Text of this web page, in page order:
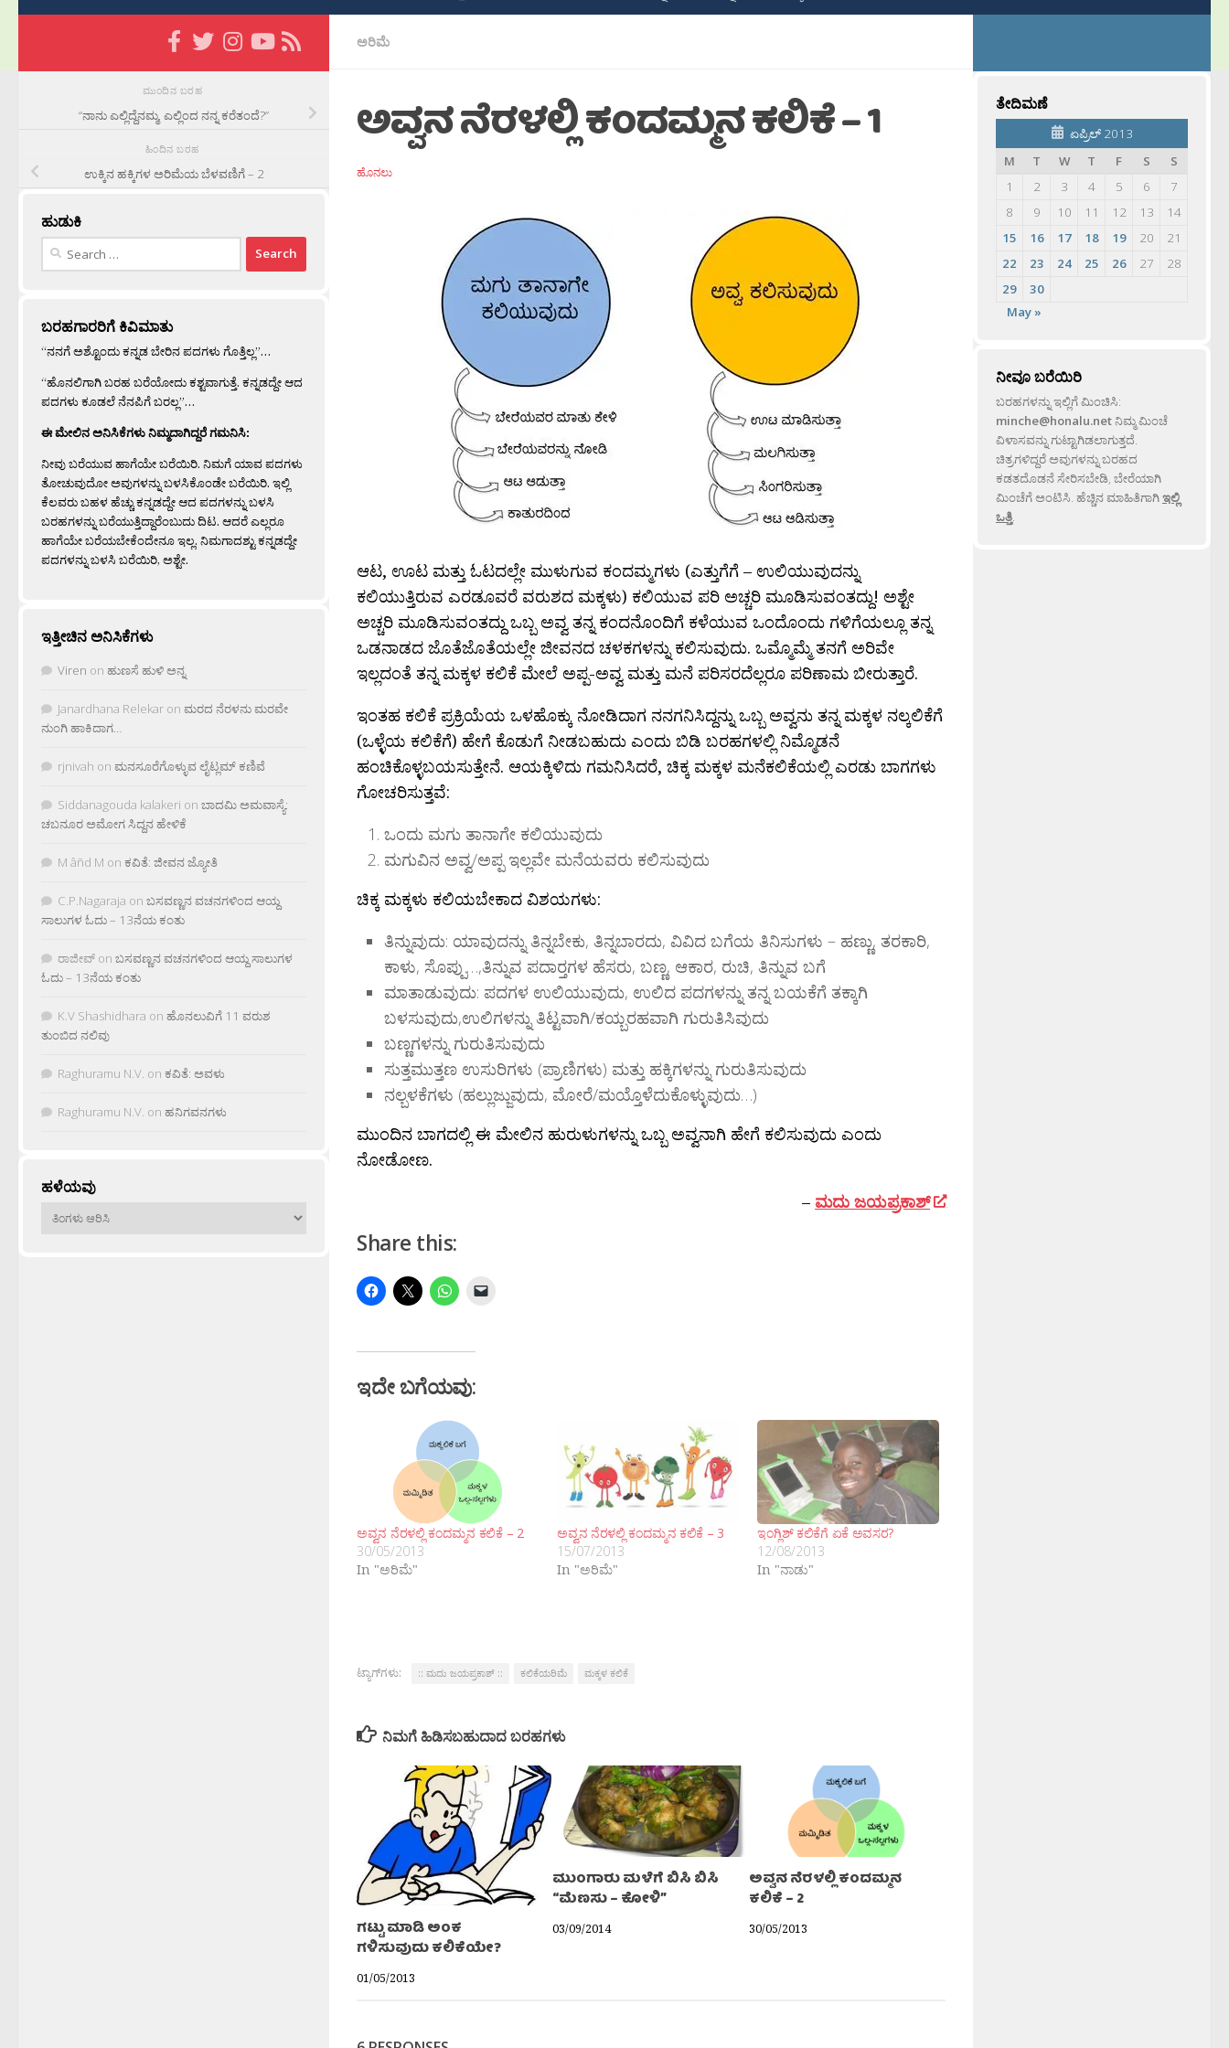
ಅರಿಮೆ
ಅವ್ವನ ನೆರಳಲ್ಲಿ ಕಂದಮ್ಮನ ಕಲಿಕೆ – 1
ಹೊನಲು
ಆಟ, ಊಟ ಮತ್ತು ಓಟದಲ್ಲೇ ಮುಳುಗುವ ಕಂದಮ್ಮಗಳು (ಎತ್ತುಗೆಗೆ – ಉಲಿಯುವುದನ್ನು
ಕಲಿಯುತ್ತಿರುವ ಎರಡೂವರೆ ವರುಶದ ಮಕ್ಕಳು) ಕಲಿಯುವ ಪರಿ ಅಚ್ಚರಿ ಮೂಡಿಸುವಂತದ್ದು! ಅಶ್ಟೇ
ಅಚ್ಚರಿ ಮೂಡಿಸುವಂತದ್ದು ಒಬ್ಬ ಅವ್ವ ತನ್ನ ಕಂದನೊಂದಿಗೆ ಕಳೆಯುವ ಒಂದೊಂದು ಗಳಿಗೆಯಲ್ಲೂ ತನ್ನ
ಒಡನಾಡದ ಜೊತೆಜೊತೆಯಲ್ಲೇ ಜೀವನದ ಚಳಕಗಳನ್ನು ಕಲಿಸುವುದು. ಒಮ್ಮೊಮ್ಮೆ ತನಗೆ ಅರಿವೇ
ಇಲ್ಲದಂತೆ ತನ್ನ ಮಕ್ಕಳ ಕಲಿಕೆ ಮೇಲೆ ಅಪ್ಪ-ಅವ್ವ ಮತ್ತು ಮನೆ ಪರಿಸರದೆಲ್ಲರೂ ಪರಿಣಾಮ ಬೀರುತ್ತಾರೆ.
ಇಂತಹ ಕಲಿಕೆ ಪ್ರಕ್ರಿಯೆಯ ಒಳಹೊಕ್ಕು ನೋಡಿದಾಗ ನನಗನಿಸಿದ್ದನ್ನು ಒಬ್ಬ ಅವ್ವನು ತನ್ನ ಮಕ್ಕಳ ನಲ್ಕಲಿಕೆಗೆ
(ಒಳ್ಳೆಯ ಕಲಿಕೆಗೆ) ಹೇಗೆ ಕೊಡುಗೆ ನೀಡಬಹುದು ಎಂದು ಬಿಡಿ ಬರಹಗಳಲ್ಲಿ ನಿಮ್ಮೊಡನೆ
ಹಂಚಿಕೊಳ್ಳಬಯಸುತ್ತೇನೆ. ಆಯಕ್ಕಿಳಿದು ಗಮನಿಸಿದರೆ, ಚಿಕ್ಕ ಮಕ್ಕಳ ಮನೆಕಲಿಕೆಯಲ್ಲಿ ಎರಡು ಬಾಗಗಳು
ಗೋಚರಿಸುತ್ತವೆ:
ಒಂದು ಮಗು ತಾನಾಗೇ ಕಲಿಯುವುದು
ಮಗುವಿನ ಅವ್ವ/ಅಪ್ಪ ಇಲ್ಲವೇ ಮನೆಯವರು ಕಲಿಸುವುದು
ಚಿಕ್ಕ ಮಕ್ಕಳು ಕಲಿಯಬೇಕಾದ ವಿಶಯಗಳು:
ತಿನ್ನುವುದು: ಯಾವುದನ್ನು ತಿನ್ನಬೇಕು, ತಿನ್ನಬಾರದು, ವಿವಿದ ಬಗೆಯ ತಿನಿಸುಗಳು – ಹಣ್ಣು, ತರಕಾರಿ,
ಕಾಳು, ಸೊಪ್ಪು…,ತಿನ್ನುವ ಪದಾರ್‍ತಗಳ ಹೆಸರು, ಬಣ್ಣ, ಆಕಾರ, ರುಚಿ, ತಿನ್ನುವ ಬಗೆ
ಮಾತಾಡುವುದು: ಪದಗಳ ಉಲಿಯುವುದು, ಉಲಿದ ಪದಗಳನ್ನು ತನ್ನ ಬಯಕೆಗೆ ತಕ್ಕಾಗಿ
ಬಳಸುವುದು,ಉಲಿಗಳನ್ನು ತಿಟ್ಟವಾಗಿ/ಕಯ್ಬರಹವಾಗಿ ಗುರುತಿಸಿವುದು
ಬಣ್ಣಗಳನ್ನು ಗುರುತಿಸುವುದು
ಸುತ್ತಮುತ್ತಣ ಉಸುರಿಗಳು (ಪ್ರಾಣಿಗಳು) ಮತ್ತು ಹಕ್ಕಿಗಳನ್ನು ಗುರುತಿಸುವುದು
ನಲ್ಬಳಕೆಗಳು (ಹಲ್ಲುಜ್ಜುವುದು, ಮೋರೆ/ಮಯ್ತೊಳೆದುಕೊಳ್ಳುವುದು…)
ಮುಂದಿನ ಬಾಗದಲ್ಲಿ ಈ ಮೇಲಿನ ಹುರುಳುಗಳನ್ನು ಒಬ್ಬ ಅವ್ವನಾಗಿ ಹೇಗೆ ಕಲಿಸುವುದು ಎಂದು
ನೋಡೋಣ.
– ಮದು ಜಯಪ್ರಕಾಶ್
Share this:
ಇದೇ ಬಗೆಯವು:
ಅವ್ವನ ನೆರಳಲ್ಲಿ ಕಂದಮ್ಮನ ಕಲಿಕೆ – 2
30/05/2013
In "ಅರಿಮೆ"
ಅವ್ವನ ನೆರಳಲ್ಲಿ ಕಂದಮ್ಮನ ಕಲಿಕೆ – 3
15/07/2013
In "ಅರಿಮೆ"
ಇಂಗ್ಲಿಶ್ ಕಲಿಕೆಗೆ ಏಕೆ ಅವಸರ?
12/08/2013
In "ನಾಡು"
ಟ್ಯಾಗ್‌ಗಳು: :: ಮದು ಜಯಪ್ರಕಾಶ್ :: ಕಲಿಕೆಯರಿಮೆ ಮಕ್ಕಳ ಕಲಿಕೆ
ನಿಮಗೆ ಹಿಡಿಸಬಹುದಾದ ಬರಹಗಳು
ಗಟ್ಟು ಮಾಡಿ ಅಂಕ
ಗಳಿಸುವುದು ಕಲಿಕೆಯೇ?
01/05/2013
ಮುಂಗಾರು ಮಳೆಗೆ ಬಿಸಿ ಬಿಸಿ
“ಮೆಣಸು – ಕೋಳಿ”
03/09/2014
ಅವ್ವನ ನೆರಳಲ್ಲಿ ಕಂದಮ್ಮನ
ಕಲಿಕೆ – 2
30/05/2013
ಮುಂದಿನ ಬರಹ
“ನಾನು ಎಲ್ಲಿದ್ದೆನಮ್ಮ, ಎಲ್ಲಿಂದ ನನ್ನ ಕರೆತಂದೆ?”
ಹಿಂದಿನ ಬರಹ
ಉಕ್ಕಿನ ಹಕ್ಕಿಗಳ ಅರಿಮೆಯ ಬೆಳವಣಿಗೆ – 2
ಹುಡುಕಿ
Search
ಬರಹಗಾರರಿಗೆ ಕಿವಿಮಾತು
“ನನಗೆ ಅಶ್ಟೊಂದು ಕನ್ನಡ ಬೇರಿನ ಪದಗಳು ಗೊತ್ತಿಲ್ಲ”…
“ಹೊನಲಿಗಾಗಿ ಬರಹ ಬರೆಯೋದು ಕಶ್ಟವಾಗುತ್ತೆ. ಕನ್ನಡದ್ದೇ ಆದ
ಪದಗಳು ಕೂಡಲೆ ನೆನಪಿಗೆ ಬರಲ್ಲ”…
ಈ ಮೇಲಿನ ಅನಿಸಿಕೆಗಳು ನಿಮ್ಮದಾಗಿದ್ದರೆ ಗಮನಿಸಿ:
ನೀವು ಬರೆಯುವ ಹಾಗೆಯೇ ಬರೆಯಿರಿ. ನಿಮಗೆ ಯಾವ ಪದಗಳು
ತೋಚುವುದೋ ಅವುಗಳನ್ನು ಬಳಸಿಕೊಂಡೇ ಬರೆಯಿರಿ. ಇಲ್ಲಿ
ಕೆಲವರು ಬಹಳ ಹೆಚ್ಚು ಕನ್ನಡದ್ದೇ ಆದ ಪದಗಳನ್ನು ಬಳಸಿ
ಬರಹಗಳನ್ನು ಬರೆಯುತ್ತಿದ್ದಾರೆಂಬುದು ದಿಟ. ಆದರೆ ಎಲ್ಲರೂ
ಹಾಗೆಯೇ ಬರೆಯಬೇಕೆಂದೇನೂ ಇಲ್ಲ. ನಿಮಗಾದಶ್ಟು ಕನ್ನಡದ್ದೇ
ಪದಗಳನ್ನು ಬಳಸಿ ಬರೆಯಿರಿ, ಅಶ್ಟೇ.
ಇತ್ತೀಚಿನ ಅನಿಸಿಕೆಗಳು
Viren on ಹುಣಸೆ ಹುಳಿ ಅನ್ನ
Janardhana Relekar on ಮರದ ನೆರಳನು ಮರವೇ
ನುಂಗಿ ಹಾಕಿದಾಗ…
rjnivah on ಮನಸೂರೆಗೊಳ್ಳುವ ಲೈಟ್ಲಮ್ ಕಣಿವೆ
Siddanagouda kalakeri on ಬಾದಮಿ ಅಮವಾಸ್ಯೆ:
ಚಬನೂರ ಅಮೋಗ ಸಿದ್ದನ ಹೇಳಿಕೆ
M âñd M on ಕವಿತೆ: ಜೀವನ ಜ್ಯೋತಿ
C.P.Nagaraja on ಬಸವಣ್ಣನ ವಚನಗಳಿಂದ ಆಯ್ದ
ಸಾಲುಗಳ ಓದು – 13ನೆಯ ಕಂತು
ರಾಜೀವ್ on ಬಸವಣ್ಣನ ವಚನಗಳಿಂದ ಆಯ್ದ ಸಾಲುಗಳ
ಓದು – 13ನೆಯ ಕಂತು
K.V Shashidhara on ಹೊನಲುವಿಗೆ 11 ವರುಶ
ತುಂಬಿದ ನಲಿವು
Raghuramu N.V. on ಕವಿತೆ: ಅವಳು
Raghuramu N.V. on ಹನಿಗವನಗಳು
ಹಳೆಯವು
ಹಳೆಯವು
ತೇದಿಮಣೆ
ಏಪ್ರಿಲ್ 2013
M
T W T F S
S
1
2 3 4 5 6
7
8
9 10 11 12 13
14
15
16 17 18 19 20
21
22
23 24 25 26 27
28
29
30
May »
ನೀವೂ ಬರೆಯಿರಿ
ಬರಹಗಳನ್ನು ಇಲ್ಲಿಗೆ ಮಿಂಚಿಸಿ:
minche@honalu.netನಿಮ್ಮ ಮಿಂಚೆ
ವಿಳಾಸವನ್ನು ಗುಟ್ಟಾಗಿಡಲಾಗುತ್ತದೆ.
ಚಿತ್ರಗಳಿದ್ದರೆ ಅವುಗಳನ್ನು ಬರಹದ
ಕಡತದೊಡನೆ ಸೇರಿಸಬೇಡಿ, ಬೇರೆಯಾಗಿ
ಮಿಂಚೆಗೆ ಅಂಟಿಸಿ. ಹೆಚ್ಚಿನ ಮಾಹಿತಿಗಾಗಿಇಲ್ಲಿ
ಒತ್ತಿ.